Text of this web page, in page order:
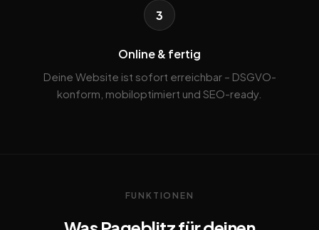
3
Online & fertig
Deine Website ist sofort erreichbar – DSGVO-
konform, mobiloptimiert und SEO-ready.
FUNKTIONEN